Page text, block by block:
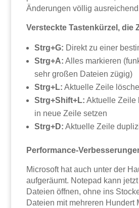
Änderungen völlig
Versteckte Tastenkürzel, die
Strg+G: Direkt zu einer
Strg+A: Alles markieren
sehr großen Dateien zügig)
Strg+L: Aktuelle Zeile
Strg+Shift+L: Aktuelle Zeile
in neue Zeile setzen
Strg+D: Aktuelle Zeile
Performance-
Microsoft hat auch unter der
aufgeräumt. Notepad kann
Dateien öffnen, ohne ins
Dateien mit mehreren Hundert